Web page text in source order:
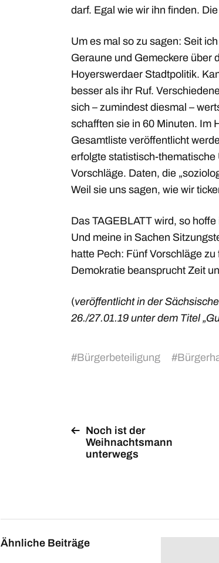
darf. Egal wie wir ihn finden.
Um es mal so zu sagen: Seit
Geraune und Gemeckere über
Hoyerswerdaer Stadtpolitik.
besser als ihr Ruf.
sich – zumindest diesmal –
schafften sie in 60 Minuten. Im
Gesamtliste veröffentlicht
erfolgte statistisch-thematische
Vorschläge. Daten, die
Weil sie uns sagen, wie wir
Das TAGEBLATT wird, so
Und meine in Sachen
hatte Pech: Fünf Vorschläge
Demokratie beansprucht Zeit
(veröffentlicht in der
26./27.01.19 unter dem Titel
#Bürgerbeteiligung #
Noch ist der
Weihnachtsmann
unterwegs
Ähnliche Beiträge